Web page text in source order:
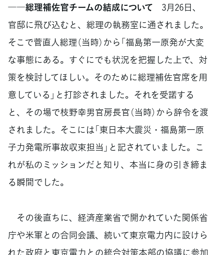
――総理補佐官チームの結成について 3月26日、
官邸に飛び込むと、総理の執務室に通されました。
そこで菅直人総理（当時）から「福島第一原発が大変
な事態にある。すぐにでも状況を把握した上で、対
策を検討してほしい。そのために総理補佐官席を用
意している」と打診されました。それを受諾する
と、その場で枝野幸男官房長官（当時）から辞令を渡
されました。そこには「東日本大震災・福島第一原
子力発電所事故収束担当」と記されていました。こ
れが私のミッションだと知り、本当に身の引き締ま
る瞬間でした。
その後直ちに、経済産業省で開かれていた関係省
庁や米軍との合同会議、続いて東京電力内に設けら
れた政府と東京電力との統合対策本部の協議に参加